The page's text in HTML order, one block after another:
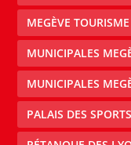
MEGÈVE TOURISME
MUNICIPALES
MUNICIPALES
PALAIS DES